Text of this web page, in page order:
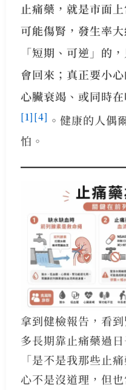
止痛藥，就是市面
可能傷腎，發生率
「短期、可逆」的
會回來；真正要小
心臟衰竭、或同時
[1][4] 。 健康的人偶
怕。
拿到健檢報告，看
多長期靠止痛藥過
「是不是我那些止
心不是沒道理，但